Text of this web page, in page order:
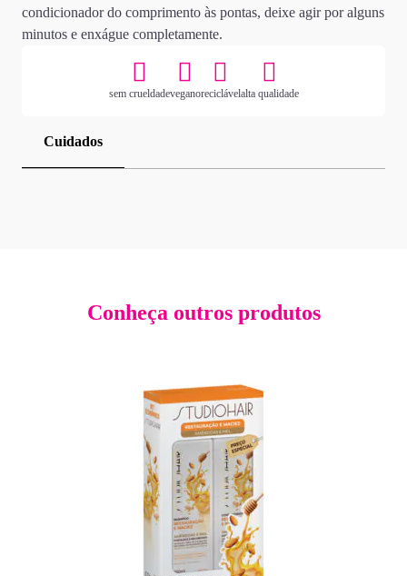
condicionador do comprimento às pontas, deixe agir por alguns
minutos e enxágue completamente.
sem crueldadeveganoreciclávelalta qualidade
Cuidados
Conheça outros produtos